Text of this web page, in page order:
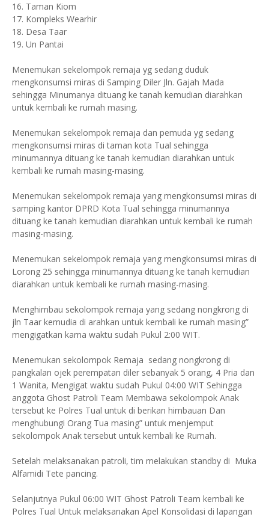
16. Taman Kiom
17. Kompleks Wearhir
18. Desa Taar
19. Un Pantai
Menemukan sekelompok remaja yg sedang duduk
mengkonsumsi miras di Samping Diler Jln. Gajah Mada
sehingga Minumanya dituang ke tanah kemudian diarahkan
untuk kembali ke rumah masing.
Menemukan sekelompok remaja dan pemuda yg sedang
mengkonsumsi miras di taman kota Tual sehingga
minumannya dituang ke tanah kemudian diarahkan untuk
kembali ke rumah masing-masing.
Menemukan sekelompok remaja yang mengkonsumsi miras di
samping kantor DPRD Kota Tual sehingga minumannya
dituang ke tanah kemudian diarahkan untuk kembali ke rumah
masing-masing.
Menemukan sekelompok remaja yang mengkonsumsi miras di
Lorong 25 sehingga minumannya dituang ke tanah kemudian
diarahkan untuk kembali ke rumah masing-masing.
Menghimbau sekolompok remaja yang sedang nongkrong di
jln Taar kemudia di arahkan untuk kembali ke rumah masing”
mengigatkan karna waktu sudah Pukul 2:00 WIT.
Menemukan sekolompok Remaja sedang nongkrong di
pangkalan ojek perempatan diler sebanyak 5 orang, 4 Pria dan
1 Wanita, Mengigat waktu sudah Pukul 04:00 WIT Sehingga
anggota Ghost Patroli Team Membawa sekolompok Anak
tersebut ke Polres Tual untuk di berikan himbauan Dan
menghubungi Orang Tua masing” untuk menjemput
sekolompok Anak tersebut untuk kembali ke Rumah.
Setelah melaksanakan patroli, tim melakukan standby di Muka
Alfamidi Tete pancing.
Selanjutnya Pukul 06:00 WIT Ghost Patroli Team kembali ke
Polres Tual Untuk melaksanakan Apel Konsolidasi di lapangan